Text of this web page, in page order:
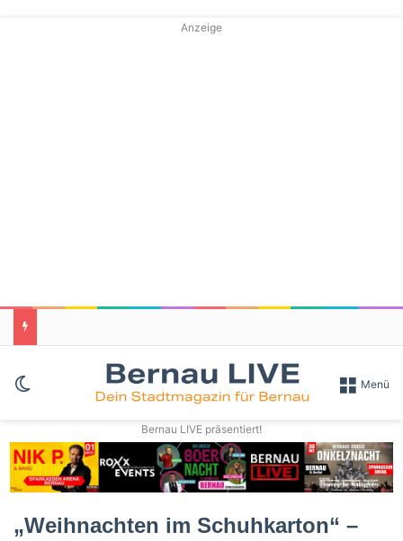
Anzeige
Skin umschalten Menü
Bernau LIVE präsentiert!
„Weihnachten im Schuhkarton“ –